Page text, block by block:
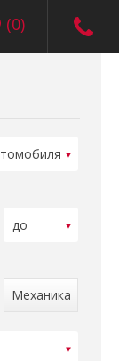
(0)
Механика